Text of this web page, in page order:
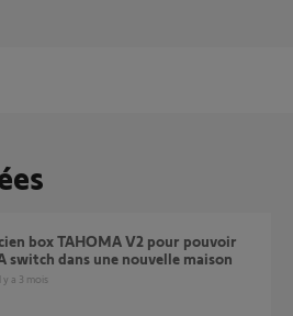
switch dans une nouvelle maison
il y a 3 mois